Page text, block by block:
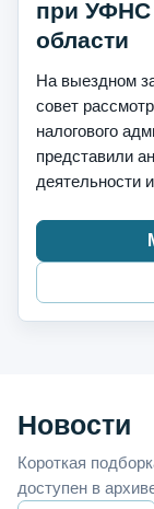
при УФНС
области
На выездном
совет
налогового
представили
деятельности
Новости
Короткая
доступен в